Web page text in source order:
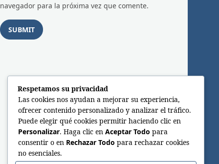
navegador para la próxima vez que comente.
Respetamos su privacidad
Las cookies nos ayudan a mejorar su experiencia,
ofrecer contenido personalizado y analizar el tráfico.
Puede elegir qué cookies permitir haciendo clic en
Personalizar. Haga clic en Aceptar Todo para
consentir o en Rechazar Todo para rechazar cookies
no esenciales.